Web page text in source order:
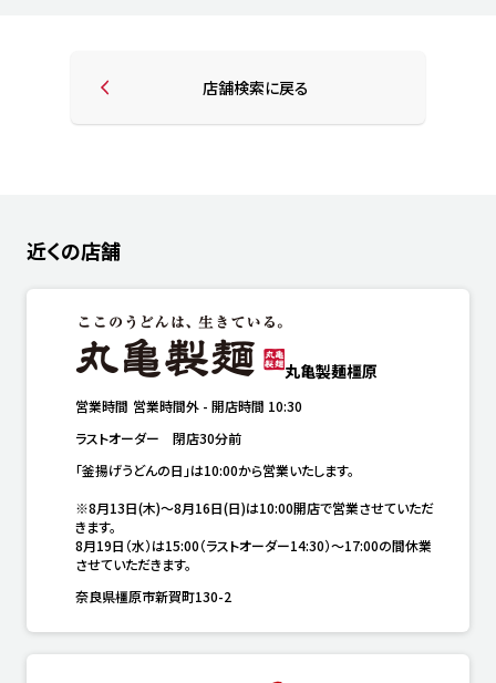
店舗検索に戻る
近くの店舗
丸亀製麺橿原
営業時間 営業時間外 - 開店時間 10:30
ラストオーダー　閉店30分前
「釜揚げうどんの日」は10:00から営業いたします。
※8月13日(木)～8月16日(日)は10:00開店で営業させていただ
きます。
8月19日（水）は15:00（ラストオーダー14:30）～17:00の間休業
させていただきます。
奈良県橿原市新賀町130-2